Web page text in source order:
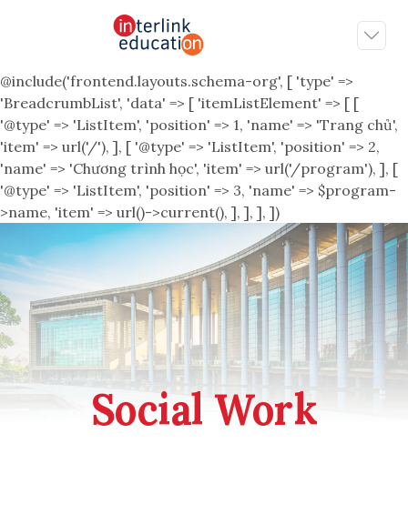
@include('frontend.layouts.schema-org', [ 'type' =>
'BreadcrumbList', 'data' => [ 'itemListElement' => [ [
'@type' => 'ListItem', 'position' => 1, 'name' => 'Trang chủ',
'item' => url('/'), ], [ '@type' => 'ListItem', 'position' => 2,
'name' => 'Chương trình học', 'item' => url('/program'), ], [
'@type' => 'ListItem', 'position' => 3, 'name' => $program-
>name, 'item' => url()->current(), ], ], ], ])
Social Work